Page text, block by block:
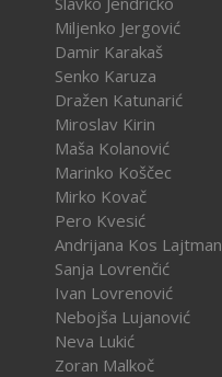
Miljenko Jergović
Damir Karakaš
Senko Karuza
Dražen Katunarić
Miroslav Kirin
Maša Kolanović
Marinko Koščec
Mirko Kovač
Pero Kvesić
Andrijana Kos Lajtman
Sanja Lovrenčić
Ivan Lovrenović
Nebojša Lujanović
Neva Lukić
Zoran Malkoč